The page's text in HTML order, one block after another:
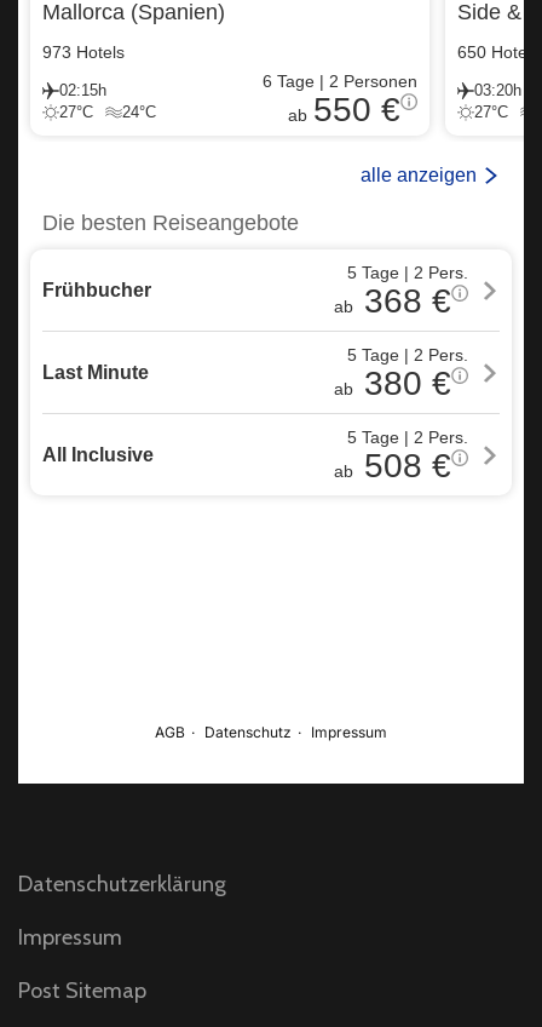
Datenschutzerklärung
Impressum
Post Sitemap